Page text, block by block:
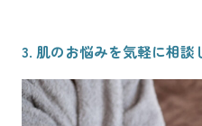
3. 肌のお悩みを気軽に相談